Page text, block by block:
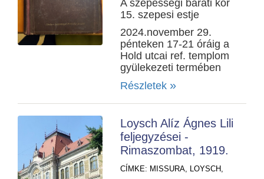
A szepességi baráti kör
15. szepesi estje
2024.november 29.
pénteken 17-21 óráig a
Hold utcai ref. templom
gyülekezeti termében
Részletek »
Loysch Alíz Ágnes Lili
feljegyzései -
Rimaszombat, 1919.
CÍMKE: MISSURA, LOYSCH,